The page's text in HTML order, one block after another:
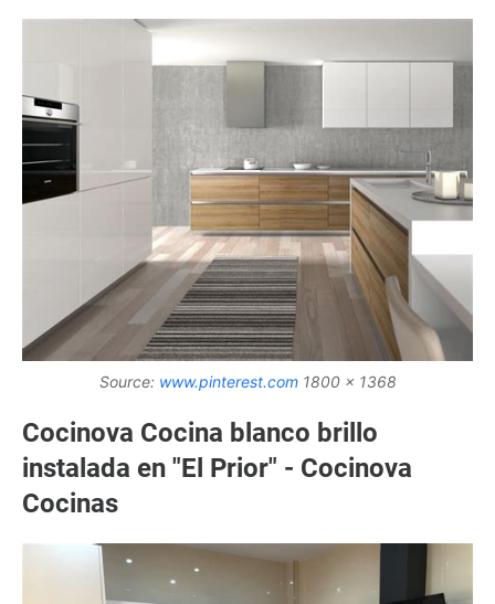
Source: www.pinterest.com1800 x 1368
Cocinova Cocina blanco brillo
instalada en "El Prior" - Cocinova
Cocinas